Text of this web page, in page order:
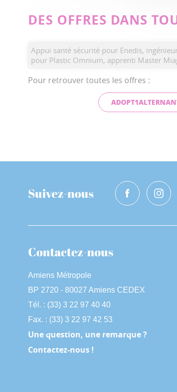
DES OFFRES DANS
Appui santé sécurité pour Enedis,
pour Plastic Omnium, apprenti Master
Pour retrouver toutes les offres :
Suivez-nous
Contactez-nous
Amiens Métropole
BP 2720 - 80027 Amiens CEDEX
Tél. : (33) 3 22 97 40 40
Fax. : (33) 3 22 97 42 53
Une question, une remarque ?
Contactez-nous !